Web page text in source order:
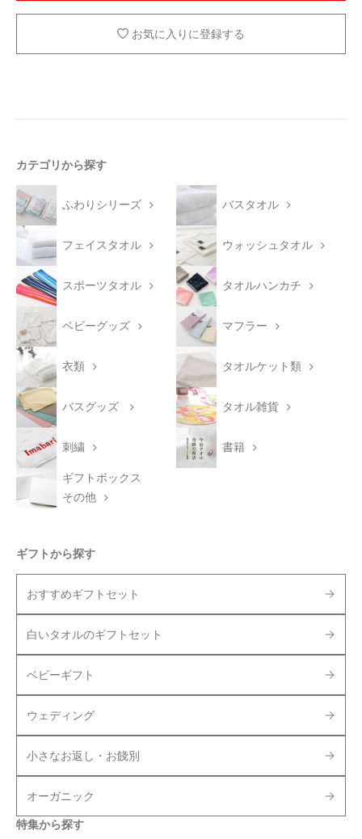
お気に入りに登録する
カテゴリから探す
ふわりシリーズ バスタオル
フェイスタオル ウォッシュタオル
スポーツタオル タオルハンカチ
ベビーグッズ マフラー
衣類 タオルケット類
バスグッズ タオル雑貨
刺繍 書籍
ギフトボックス
その他
ギフトから探す
おすすめギフトセット
白いタオルのギフトセット
ベビーギフト
ウェディング
小さなお返し・お餞別
オーガニック
特集から探す